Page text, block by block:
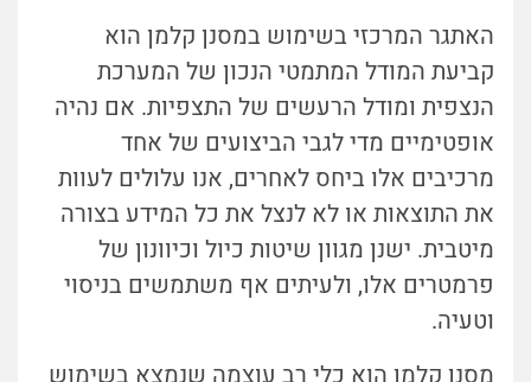
האתגר המרכזי בשימוש במסנן קלמן הוא
קביעת המודל המתמטי הנכון של המערכת
הנצפית ומודל הרעשים של התצפיות. אם נהיה
אופטימיים מדי לגבי הביצועים של אחד
מרכיבים אלו ביחס לאחרים, אנו עלולים לעוות
את התוצאות או לא לנצל את כל המידע בצורה
מיטבית. ישנן מגוון שיטות כיול וכיוונון של
פרמטרים אלו, ולעיתים אף משתמשים בניסוי
וטעיה.